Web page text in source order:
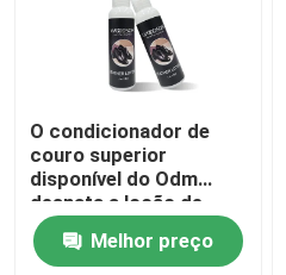
O condicionador de
couro superior
disponível do Odm
desnata a loção de
nutrição para sapatas
Melhor preço